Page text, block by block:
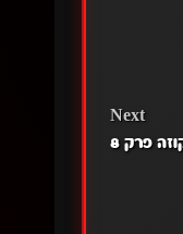
Next
פרק 8